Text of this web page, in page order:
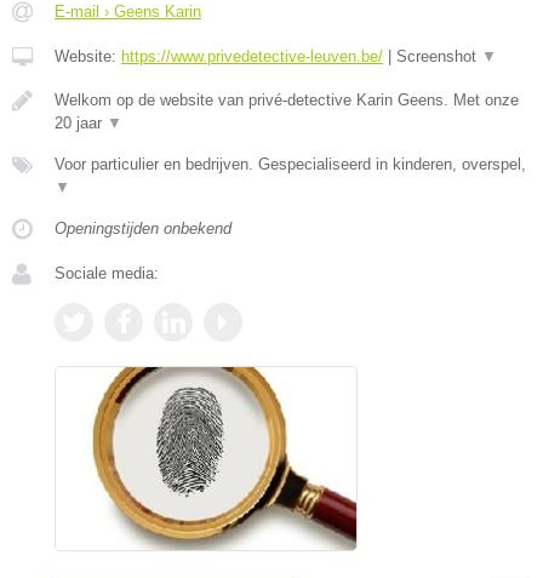
E-mail › Geens Karin
Website: https://www.privedetective-leuven.be/ | Screenshot ▼
Welkom op de website van privé-detective Karin Geens. Met onze
20 jaar ▼
Voor particulier en bedrijven. Gespecialiseerd in kinderen, overspel,
▼
Openingstijden onbekend
Sociale media: